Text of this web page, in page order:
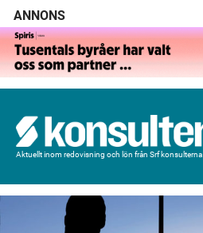
ANNONS
Aktuellt inom redovisning och lön från Srf konsulterna